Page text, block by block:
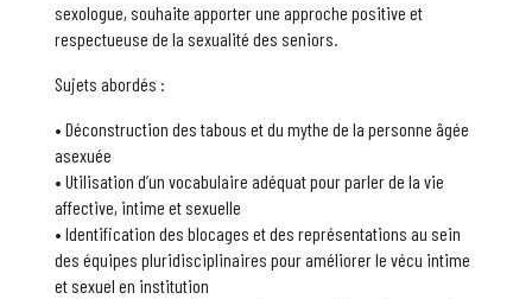
sexologue, souhaite apporter une approche positive et
respectueuse de la sexualité des seniors.
Sujets abordés :
• Déconstruction des tabous et du mythe de la personne âgée
asexuée
• Utilisation d’un vocabulaire adéquat pour parler de la vie
affective, intime et sexuelle
• Identification des blocages et des représentations au sein
des équipes pluridisciplinaires pour améliorer le vécu intime
et sexuel en institution